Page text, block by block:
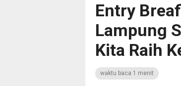
Entry
Lampung
Kita Raih
waktu baca 1 menit